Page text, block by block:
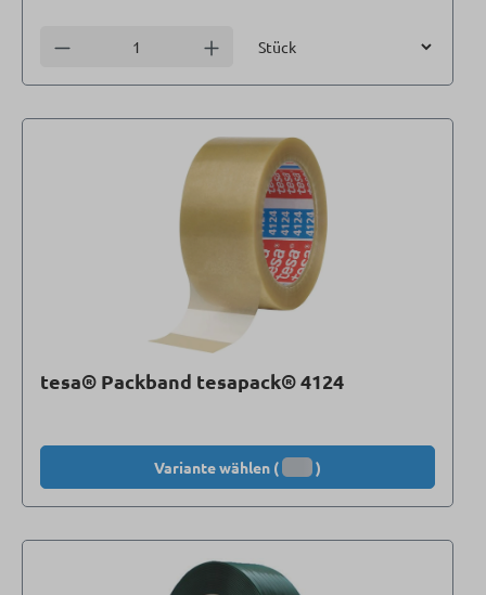
Anzahl verringern Anzahl erhöhen
tesa® Packband tesapack® 4124
Variante wählen ( )